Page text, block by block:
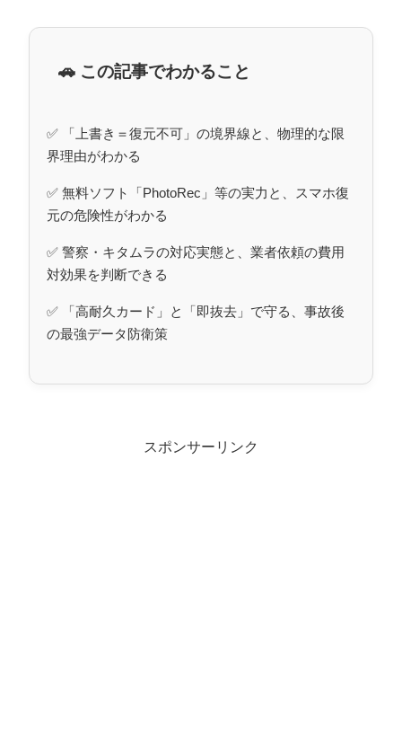
🚗 この記事でわかること
✅ 「上書き＝復元不可」の境界線と、物理的な限
界理由がわかる
✅ 無料ソフト「PhotoRec」等の実力と、スマホ復
元の危険性がわかる
✅ 警察・キタムラの対応実態と、業者依頼の費用
対効果を判断できる
✅ 「高耐久カード」と「即抜去」で守る、事故後
の最強データ防衛策
スポンサーリンク